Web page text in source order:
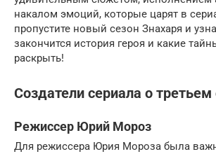
накалом эмоций, которые царят в
пропустите новый сезон Знахаря и
закончится история героя и какие
раскрыть!
Создатели сериала о третьем
Режиссер Юрий Мороз
Для режиссера Юрия Мороза была